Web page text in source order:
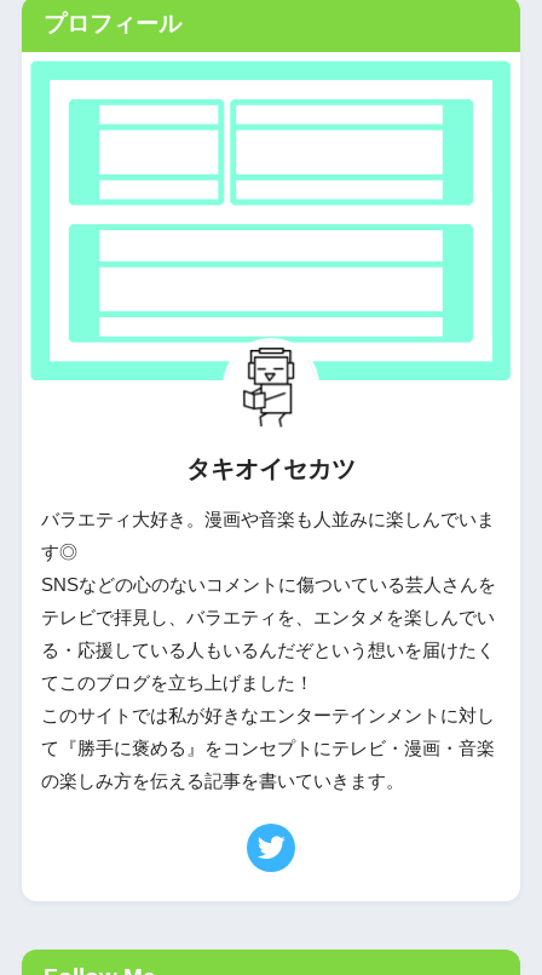
プロフィール
タキオイセカツ
バラエティ大好き。漫画や音楽も人並みに楽しんでいま
す◎
SNSなどの心のないコメントに傷ついている芸人さんを
テレビで拝見し、バラエティを、エンタメを楽しんでい
る・応援している人もいるんだぞという想いを届けたく
てこのブログを立ち上げました！
このサイトでは私が好きなエンターテインメントに対し
て『勝手に褒める』をコンセプトにテレビ・漫画・音楽
の楽しみ方を伝える記事を書いていきます。